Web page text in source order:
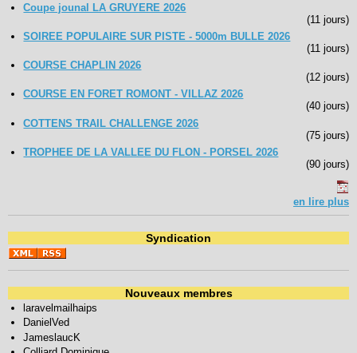
Coupe jounal LA GRUYERE 2026
(11 jours)
SOIREE POPULAIRE SUR PISTE - 5000m BULLE 2026
(11 jours)
COURSE CHAPLIN 2026
(12 jours)
COURSE EN FORET ROMONT - VILLAZ 2026
(40 jours)
COTTENS TRAIL CHALLENGE 2026
(75 jours)
TROPHEE DE LA VALLEE DU FLON - PORSEL 2026
(90 jours)
en lire plus
Syndication
Nouveaux membres
laravelmailhaips
DanielVed
JameslaucK